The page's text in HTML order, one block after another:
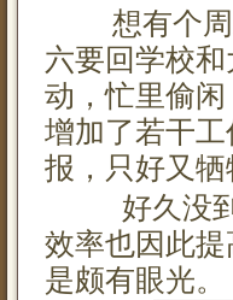
想有个周
六要回学校
动，忙里偷
增加了若干
报，只好又牺
好久没到
效率也因此
是颇有眼光。